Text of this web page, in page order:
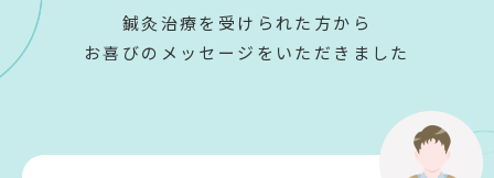
鍼灸治療を受けられた方から
お喜びのメッセージをいただきました